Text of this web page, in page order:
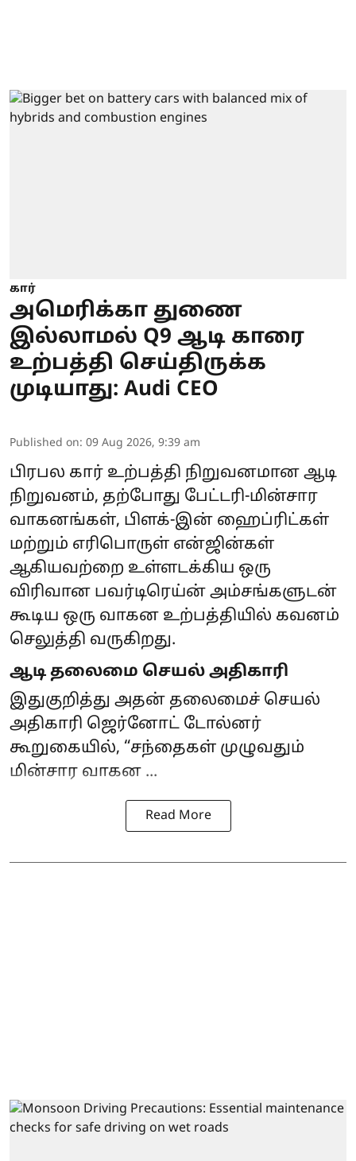
கார்
அமெரிக்கா துணை
இல்லாமல் Q9 ஆடி காரை
உற்பத்தி செய்திருக்க
முடியாது: Audi CEO
Published on: 09 Aug 2026, 9:39 am
பிரபல கார் உற்பத்தி நிறுவனமான ஆடி
நிறுவனம், தற்போது பேட்டரி-மின்சார
வாகனங்கள், பிளக்-இன் ஹைப்ரிட்கள்
மற்றும் எரிபொருள் என்ஜின்கள்
ஆகியவற்றை உள்ளடக்கிய ஒரு
விரிவான பவர்டிரெய்ன் அம்சங்களுடன்
கூடிய ஒரு வாகன உற்பத்தியில் கவனம்
செலுத்தி வருகிறது.
ஆடி தலைமை செயல் அதிகாரி
இதுகுறித்து அதன் தலைமைச் செயல்
அதிகாரி ஜெர்னோட் டோல்னர்
கூறுகையில், “சந்தைகள் முழுவதும்
மின்சார வாகன ...
Read More